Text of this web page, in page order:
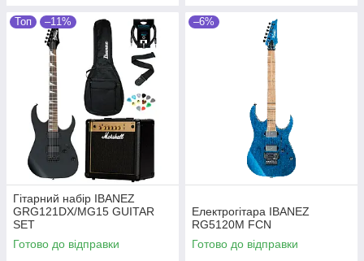
Топ –11%
Гітарний набір IBANEZ
GRG121DX/MG15 GUITAR
SET
Готово до відправки
–6%
Електрогітара IBANEZ
RG5120M FCN
Готово до відправки